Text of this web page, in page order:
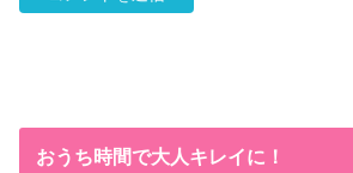
おうち時間で大人キレイに！